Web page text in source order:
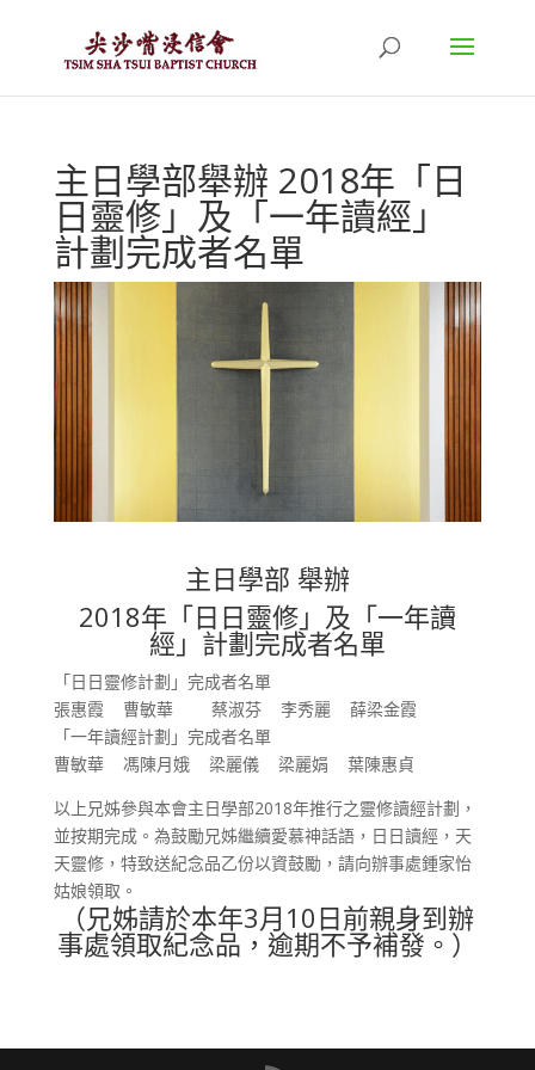
主日學部舉辦 2018年「日
日靈修」及「一年讀經」
計劃完成者名單
主日學部 舉辦
2018年「日日靈修」及「一年讀
經」計劃完成者名單
「日日靈修計劃」完成者名單
張惠霞 曹敏華 蔡淑芬 李秀麗 薛梁金霞
「一年讀經計劃」完成者名單
曹敏華 馮陳月娥 梁麗儀 梁麗娟 葉陳惠貞
以上兄姊參與本會主日學部2018年推行之靈修讀經計劃，
並按期完成。為鼓勵兄姊繼續愛慕神話語，日日讀經，天
天靈修，特致送紀念品乙份以資鼓勵，請向辦事處鍾家怡
姑娘領取。
（兄姊請於本年3月10日前親身到辦
事處領取紀念品，逾期不予補發。）